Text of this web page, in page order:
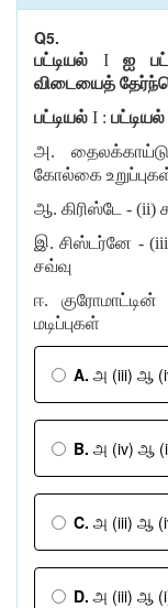
Q5.
பட்டியல் I ஐ
விடையைத்
பட்டியல் I : பட்டியல்
அ.
கோல்கை
ஆ. கிரிஸ்டே - (ii)
இ.சிஸ்டர்னே -
சவ்வு
ஈ.குரோமாட்டின்
மடிப்புகள்
A. அ (iii) ஆ
B. அ (iv) ஆ
C. அ (iii) ஆ
D. அ (iii) ஆ